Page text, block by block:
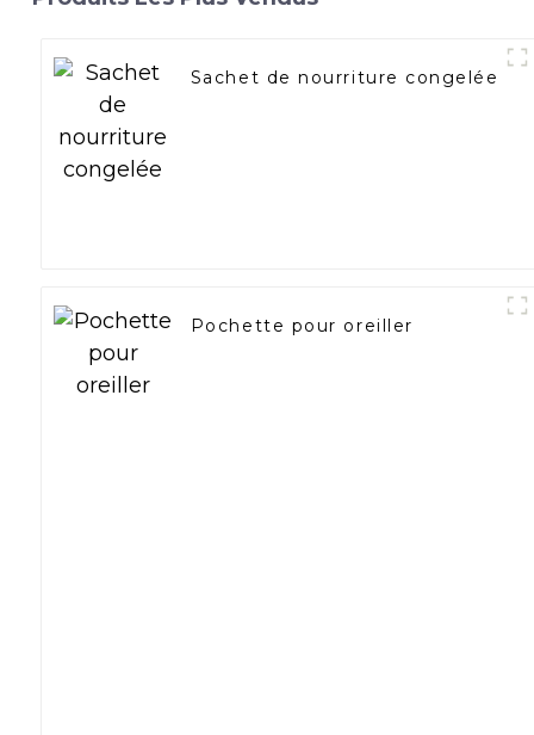
Sachet de nourriture congelée
Pochette pour oreiller